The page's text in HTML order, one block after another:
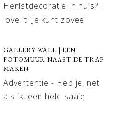
Herfstdecoratie in huis? I
love it! Je kunt zoveel
GALLERY WALL | EEN
FOTOMUUR NAAST DE TRAP
MAKEN
Advertentie - Heb je, net
als ik, een hele saaie